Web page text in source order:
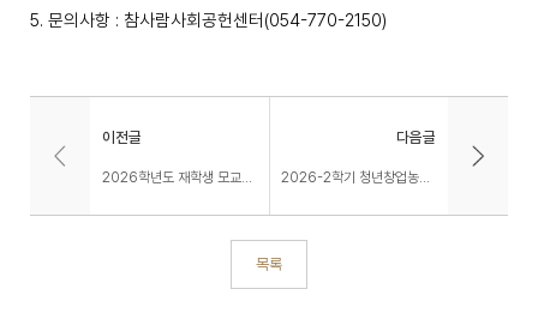
5. 문의사항 : 참사람사회공헌센터(054-770-2150)
이전글
2026학년도 재학생 모교방문단 모집 안내(추가모집2차)
다음글
2026-2학기 청년창업농장학금 신청 안내
목록